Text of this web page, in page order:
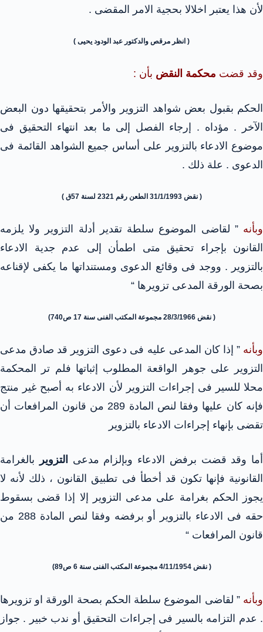
لأن هذا يعتبر اخلالا بحجية الامر المقضى .
( انظر مرقص والدكتور عبد الودود يحيى )
وقد قضت محكمة النقض بأن :
الحكم بقبول بعض شواهد التزوير والأمر بتحقيقها دون البعض
الآخر . مؤداه . إرجاء الفصل إلى ما بعد انتهاء التحقيق فى
موضوع الادعاء بالتزوير على أساس جميع الشواهد القائمة فى
الدعوى . علة ذلك .
( نقض 31/1/1993 الطعن رقم 2321 لسنة 57ق )
وبأنه ” لقاضى الموضوع سلطة تقدير أدلة التزوير ولا يلزمه
القانون بإجراء تحقيق متى اطمأن إلى عدم جدية الادعاء
بالتزوير . ووجد فى وقائع الدعوى ومستنداتها ما يكفى لإقناعه
بصحة الورقة المدعى تزويرها “
( نقض 28/3/1966 مجموعة المكتب الفنى سنة 17 ص740)
وبأنه ” إذا كان المدعى عليه فى دعوى التزوير قد صادق مدعى
التزوير على جوهر الواقعة المطلوب إثباتها فلم تر المحكمة
محلا للسير فى إجراءات التزوير لأن الادعاء به أصبح غير منتج
فإنه كان عليها وفقا لنص المادة 289 من قانون المرافعات أن
تقضى بإنهاء إجراءات الادعاء بالتزوير
أما وقد قضت برفض الادعاء وبإلزام مدعى التزوير بالغرامة
القانونية فإنها تكون قد أخطأ فى تطبيق القانون ، ذلك لأنه لا
يجوز الحكم بغرامة على مدعى التزوير إلا إذا قضى بسقوط
حقه فى الادعاء بالتزوير أو برفضه وفقا لنص المادة 288 من
قانون المرافعات “
( نقض 4/11/1954 مجموعة المكتب الفنى سنة 6 ص89)
وبأنه ” لقاضى الموضوع سلطة الحكم بصحة الورقة او تزويرها
. عدم التزامه بالسير فى إجراءات التحقيق أو ندب خبير . جواز